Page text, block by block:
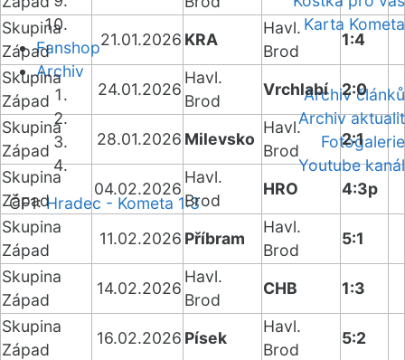
Karta Kometa
Fanshop
Archiv
Archiv článků
Archiv aktualit
Fotogalerie
Youtube kanál
ČF1:Hradec - Kometa 1:3
Skupina
Západ
21.01.2026 KRA
Havl.
Brod
1:4
Skupina
Západ
24.01.2026
Havl.
Brod
Vrchlabí
2:0
Skupina
Západ
28.01.2026 Milevsko
Havl.
Brod
2:1
Skupina
Západ
04.02.2026
Havl.
Brod
HRO
4:3p
Skupina
Západ
11.02.2026 Příbram
Havl.
Brod
5:1
Skupina
Západ
14.02.2026
Havl.
Brod
CHB
1:3
Skupina
Západ
16.02.2026 Písek
Havl.
Brod
5:2